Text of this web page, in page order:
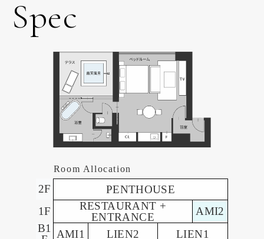
Spec
Room Allocation
2F
PENTHOUSE
1F
RESTAURANT +
ENTRANCE
AMI2
B1
AMI1 LIEN2 LIEN1